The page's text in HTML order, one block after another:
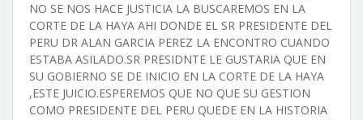
NO SE NOS HACE JUSTICIA LA BUSCAREMOS EN LA
CORTE DE LA HAYA AHI DONDE EL SR PRESIDENTE DEL
PERU DR ALAN GARCIA PEREZ LA ENCONTRO CUANDO
ESTABA ASILADO.SR PRESIDNTE LE GUSTARIA QUE EN
SU GOBIERNO SE DE INICIO EN LA CORTE DE LA HAYA
,ESTE JUICIO.ESPEREMOS QUE NO QUE SU GESTION
COMO PRESIDENTE DEL PERU QUEDE EN LA HISTORIA